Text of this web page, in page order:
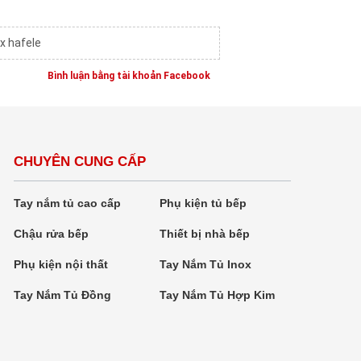
hafele
Bình luận bằng tài khoản Facebook
CHUYÊN CUNG CẤP
Tay nắm tủ cao cấp Phụ kiện tủ bếp
Chậu rửa bếp Thiết bị nhà bếp
Phụ kiện nội thất Tay Nắm Tủ Inox
Tay Nắm Tủ Đồng Tay Nắm Tủ Hợp Kim